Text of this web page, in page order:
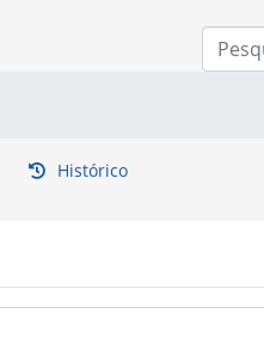
Histórico